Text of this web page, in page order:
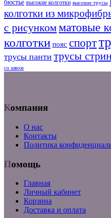
бюстье высокие колготки высокие трусы
колготки из
с рисункомматовые
колготки пояс спорт
трусы панти трусы
со швом
Компания
О нас
Контакты
Политика
Помощь
Главная
Личный кабинет
Корзина
Доставка и оплата